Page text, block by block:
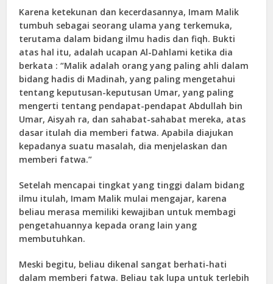
Karena ketekunan dan kecerdasannya, Imam Malik
tumbuh sebagai seorang ulama yang terkemuka,
terutama dalam bidang ilmu hadis dan fiqh. Bukti
atas hal itu, adalah ucapan Al-Dahlami ketika dia
berkata : “Malik adalah orang yang paling ahli dalam
bidang hadis di Madinah, yang paling mengetahui
tentang keputusan-keputusan Umar, yang paling
mengerti tentang pendapat-pendapat Abdullah bin
Umar, Aisyah ra, dan sahabat-sahabat mereka, atas
dasar itulah dia memberi fatwa. Apabila diajukan
kepadanya suatu masalah, dia menjelaskan dan
memberi fatwa.”
Setelah mencapai tingkat yang tinggi dalam bidang
ilmu itulah, Imam Malik mulai mengajar, karena
beliau merasa memiliki kewajiban untuk membagi
pengetahuannya kepada orang lain yang
membutuhkan.
Meski begitu, beliau dikenal sangat berhati-hati
dalam memberi fatwa. Beliau tak lupa untuk terlebih